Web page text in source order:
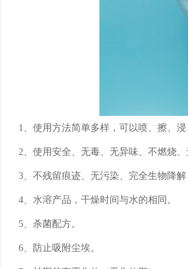
1、使用方法简单多样，可以喷、擦、浸
2、使用安全、无毒、无异味、不燃烧、
3、不残留痕迹、无污染、完全生物降解
4、水溶产品，干燥时间与水的相同。
5、杀菌配方。
6、防止吸附尘埃。